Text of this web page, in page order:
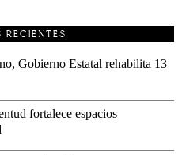
RECIENTES
Gobierno Estatal rehabilita 13
fortalece espacios